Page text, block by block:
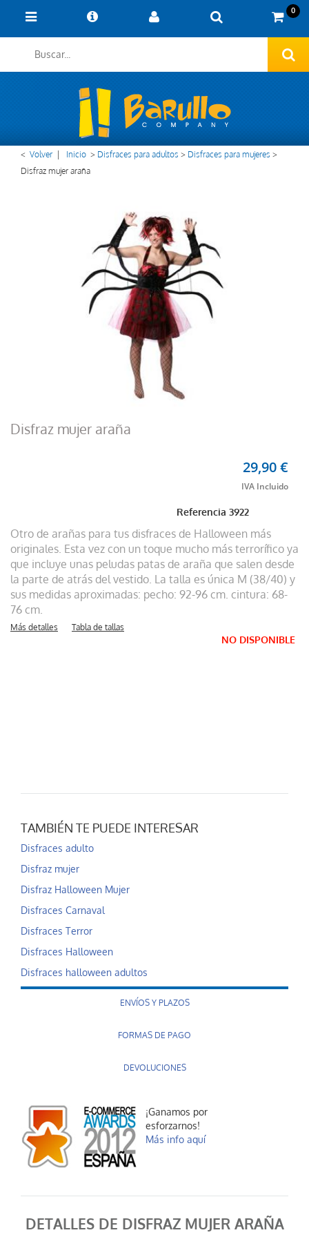
0
< Volver Inicio > Disfraces para adultos > Disfraces para mujeres >
Disfraz mujer araña
Disfraz mujer araña
Referencia3922
29,90 €
Otro de arañas para tus disfraces de Halloween más
originales. Esta vez con un toque mucho más terrorífico ya
que incluye unas peludas patas de araña que salen desde
la parte de atrás del vestido. La talla es única M (38/40) y
sus medidas aproximadas: pecho: 92-96 cm. cintura: 68-
76 cm.
Más detalles Tabla de tallas
NO DISPONIBLE
TAMBIÉN TE PUEDE INTERESAR
Disfraces adulto
Disfraz mujer
Disfraz Halloween Mujer
Disfraces Carnaval
Disfraces Terror
Disfraces Halloween
Disfraces halloween adultos
ENVÍOS Y PLAZOS
FORMAS DE PAGO
DEVOLUCIONES
¡Ganamos por
esforzarnos!
Más info aquí
DETALLES DE DISFRAZ MUJER ARAÑA